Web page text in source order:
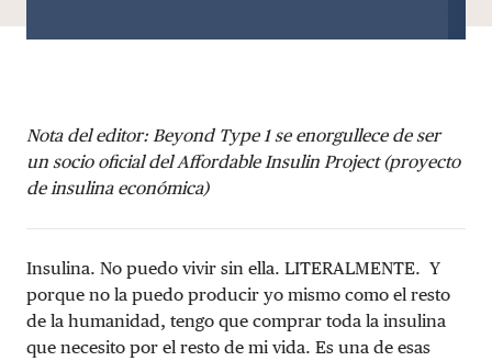
Nota del editor: Beyond Type 1 se enorgullece de ser
un socio oficial del Affordable Insulin Project (proyecto
de insulina económica)
Insulina. No puedo vivir sin ella. LITERALMENTE. Y
porque no la puedo producir yo mismo como el resto
de la humanidad, tengo que comprar toda la insulina
que necesito por el resto de mi vida. Es una de esas